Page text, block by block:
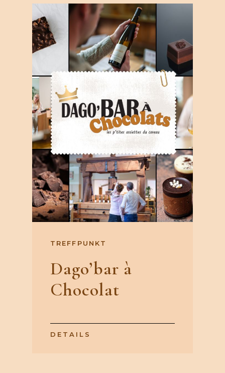
TREFFPUNKT
Dago’bar à
Chocolat
DETAILS